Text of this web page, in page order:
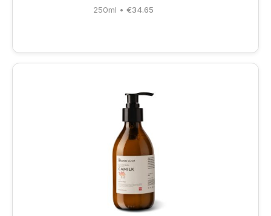
250ml • €34.65